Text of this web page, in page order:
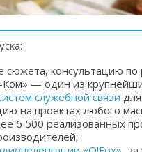
сюжета, консультацию
— один из
служебной связи
на проектах любого
6 500 реализованных